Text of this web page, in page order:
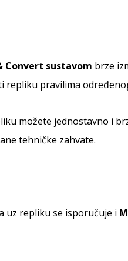
Convert sustavom brze
pravilima
možete jednostavno i
tehničke zahvate.
uz repliku se isporučuje i